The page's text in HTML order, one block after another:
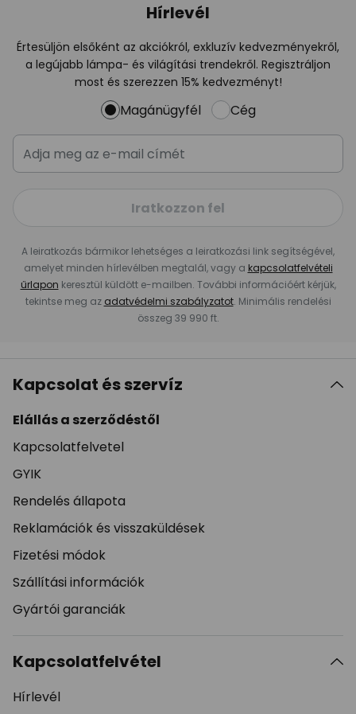
Hírlevél
Értesüljön elsőként az akciókról, exkluzív kedvezményekről,
a legújabb lámpa- és világítási trendekről. Regisztráljon
most és szerezzen 15% kedvezményt!
Magánügyfél Cég
Iratkozzon fel
A leiratkozás bármikor lehetséges a leiratkozási link segítségével,
amelyet minden hírlevélben megtalál, vagy a kapcsolatfelvételi
űrlapon keresztül küldött e-mailben. További információért kérjük,
tekintse meg az adatvédelmi szabályzatot. Minimális rendelési
összeg 39 990 ft.
Kapcsolat és szervíz
Elállás a szerződéstől
Kapcsolatfelvetel
GYIK
Rendelés állapota
Reklamációk és visszaküldések
Fizetési módok
Szállítási információk
Gyártói garanciák
Kapcsolatfelvétel
Hírlevél